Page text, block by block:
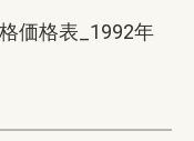
価格表_1992年